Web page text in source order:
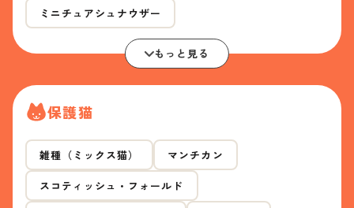
ミニチュアシュナウザー
もっと見る
保護猫
雑種（ミックス猫） マンチカン
スコティッシュ・フォールド